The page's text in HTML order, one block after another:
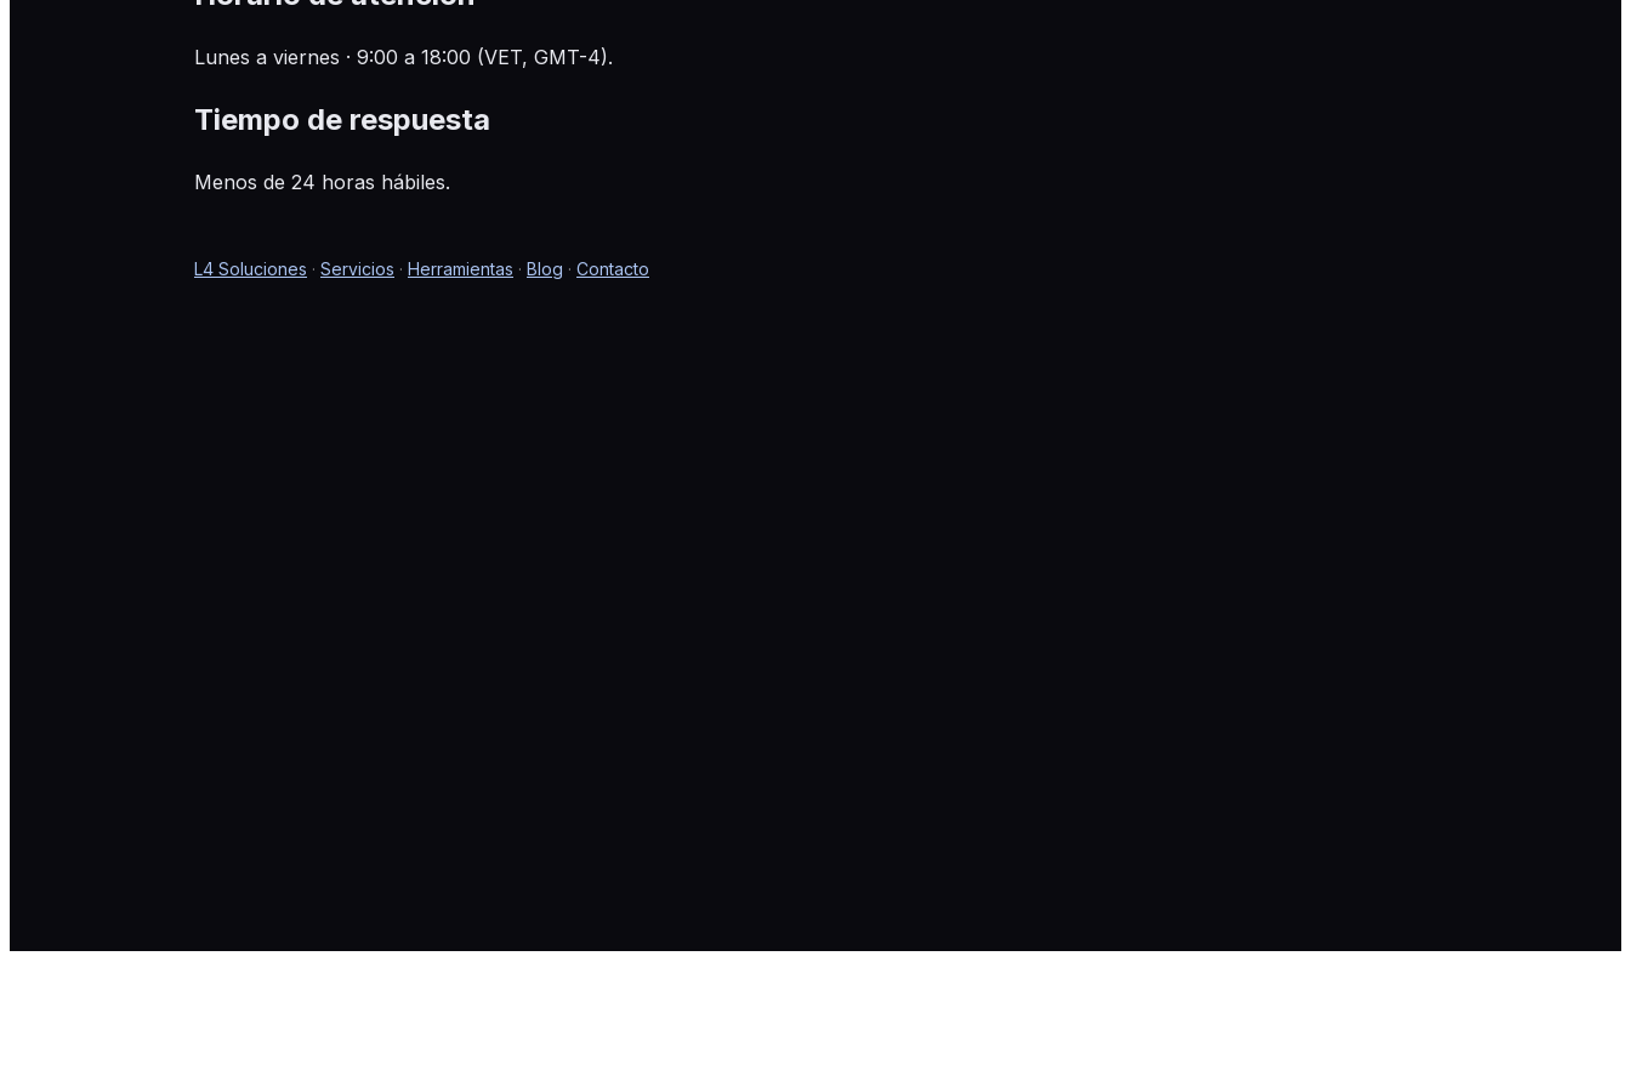
Lunes a viernes · 9:00 a 18:00 (VET, GMT-4).
Tiempo de respuesta
Menos de 24 horas hábiles.
L4 Soluciones · Servicios · Herramientas · Blog · Contacto